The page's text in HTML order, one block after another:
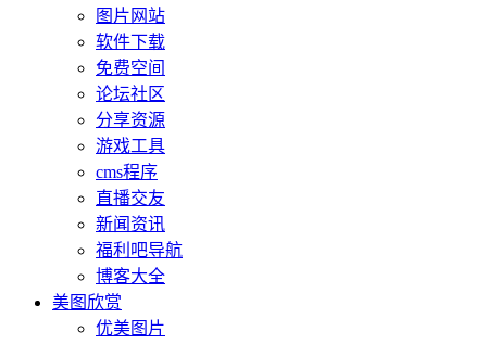
图片网站
软件下载
免费空间
论坛社区
分享资源
游戏工具
cms程序
直播交友
新闻资讯
福利吧导航
博客大全
美图欣赏
优美图片